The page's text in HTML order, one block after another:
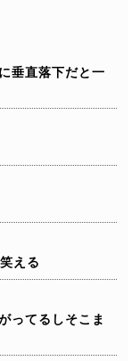
垂直落下だと一
える
ってるしそこま